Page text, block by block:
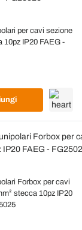
per cavi sezione
10pz IP20 FAEG -
Forbox per cavi
stecca 10pz IP20